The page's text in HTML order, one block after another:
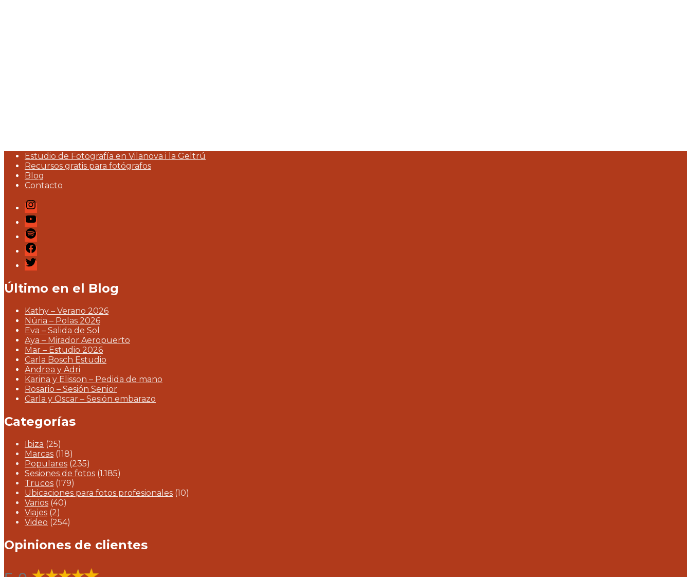
Estudio de Fotografía en Vilanova i la Geltrú
Recursos gratis para fotógrafos
Blog
Contacto
Instagram
Youtube
Podcast
Facebook
Twitter
Último en el Blog
Kathy – Verano 2026
Núria – Polas 2026
Eva – Salida de Sol
Aya – Mirador Aeropuerto
Mar – Estudio 2026
Carla Bosch Estudio
Andrea y Adri
Karina y Elisson – Pedida de mano
Rosario – Sesión Senior
Carla y Oscar – Sesión embarazo
Categorías
Ibiza (25)
Marcas (118)
Populares (235)
Sesiones de fotos (1.185)
Trucos (179)
Ubicaciones para fotos profesionales (10)
Varios (40)
Viajes (2)
Video (254)
Opiniones de clientes